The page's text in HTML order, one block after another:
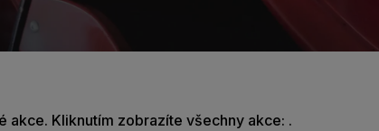
akce. Kliknutím zobrazíte všechny akce: .